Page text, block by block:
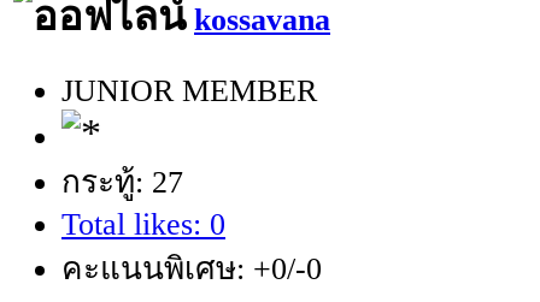
kossavana
JUNIOR MEMBER
กระทู้: 27
Total likes: 0
คะแนนพิเศษ: +0/-0